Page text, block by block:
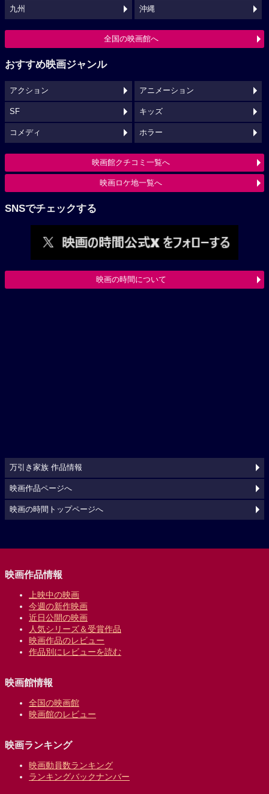
九州 沖縄
全国の映画館へ
おすすめ映画ジャンル
アクション アニメーション
SF キッズ
コメディ ホラー
映画館クチコミ一覧へ
映画ロケ地一覧へ
SNSでチェックする
映画の時間について
万引き家族 作品情報
映画作品ページへ
映画の時間トップページへ
映画作品情報
上映中の映画
今週の新作映画
近日公開の映画
人気シリーズ＆受賞作品
映画作品のレビュー
作品別にレビューを読む
映画館情報
全国の映画館
映画館のレビュー
映画ランキング
映画動員数ランキング
ランキングバックナンバー